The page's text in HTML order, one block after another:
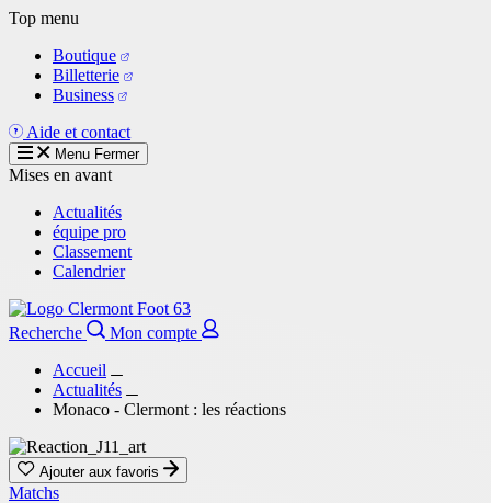
Aller
contenu
principal
Top menu
Boutique
Billetterie
Business
Aide et contact
Menu Fermer
Mises en avant
Actualités
équipe pro
Classement
Calendrier
Recherche
Mon compte
Accueil
Actualités
Monaco - Clermont : les réactions
Ajouter aux favoris
Matchs